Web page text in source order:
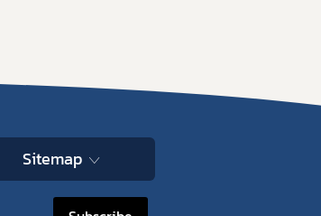
Sitemap